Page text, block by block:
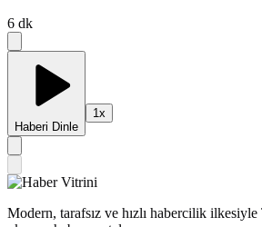
6 dk
Haberi Dinle
1x
Modern, tarafsız ve hızlı habercilik